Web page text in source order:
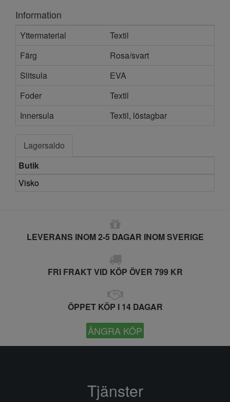
Information
Yttermaterial
Textil
Färg
Rosa/svart
Slitsula
EVA
Foder
Textil
Innersula
Textil, löstagbar
Lagersaldo
Butik
Visko
LEVERANS INOM 2-5 DAGAR INOM SVERIGE
FRI FRAKT VID KÖP ÖVER 799 KR
ÖPPET KÖP I 14 DAGAR
ÅNGRA KÖP
Tjänster